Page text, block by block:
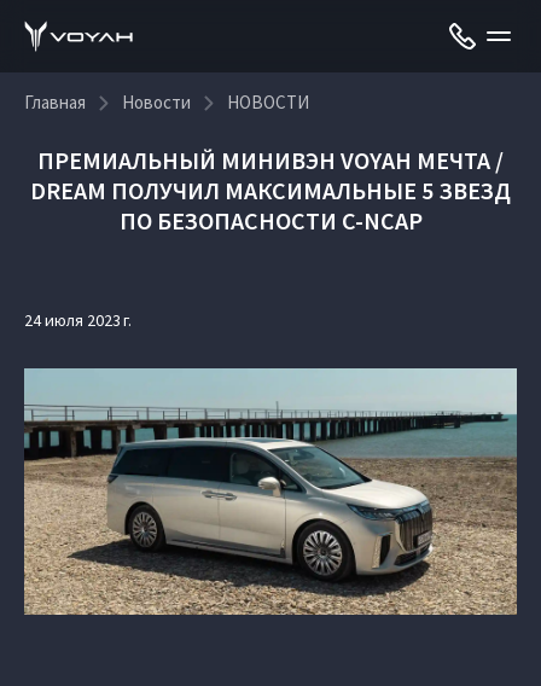
Главная Новости НОВОСТИ
ПРЕМИАЛЬНЫЙ МИНИВЭН VOYAH МЕЧТА /
DREAM ПОЛУЧИЛ МАКСИМАЛЬНЫЕ 5 ЗВЕЗД
ПО БЕЗОПАСНОСТИ C-NCAP
24 июля 2023 г.